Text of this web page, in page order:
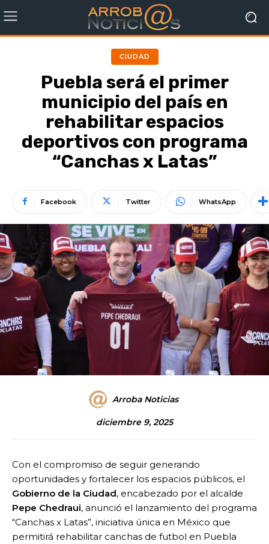
CIUDAD
Puebla será el primer
municipio del país en
rehabilitar espacios
deportivos con programa
“Canchas x Latas”
Facebook Twitter WhatsApp
Arroba Noticias
diciembre 9, 2025
Con el compromiso de seguir generando
oportunidades y fortalecer los espacios públicos, el
Gobierno de la Ciudad, encabezado por el alcalde
Pepe Chedraui, anunció el lanzamiento del programa
“Canchas x Latas”, iniciativa única en México que
permitirá rehabilitar canchas de futbol en Puebla